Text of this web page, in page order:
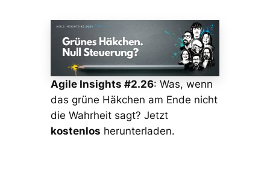
Agile Insights #2.26: Was, wenn
das grüne Häkchen am Ende nicht
die Wahrheit sagt? Jetzt
kostenlos herunterladen.